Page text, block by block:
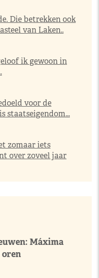
Die betrekken ook
van Laken..
ik gewoon in
voor de
staatseigendom...
zomaar iets
over zoveel jaar
Máxima
oren